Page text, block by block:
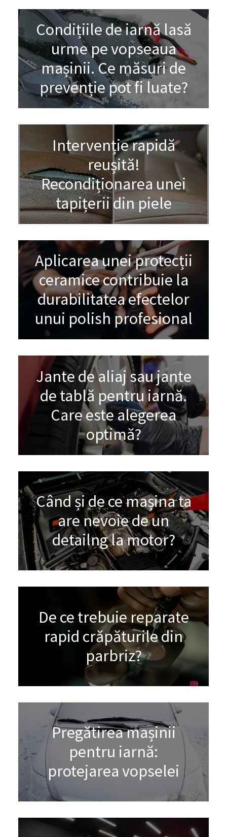
Condițiile de iarnă lasă
urme pe vopseaua
mașinii. Ce măsuri de
prevenție pot fi luate?
Intervenție rapidă
reușită!
Recondiționarea unei
tapițerii din piele
Aplicarea unei protecții
ceramice contribuie la
durabilitatea efectelor
unui polish profesional
Jante de aliaj sau jante
de tablă pentru iarnă.
Care este alegerea
optimă?
Când și de ce mașina ta
are nevoie de un
detailng la motor?
De ce trebuie reparate
rapid crăpăturile din
parbriz?
Pregătirea mașinii
pentru iarnă:
protejarea vopselei